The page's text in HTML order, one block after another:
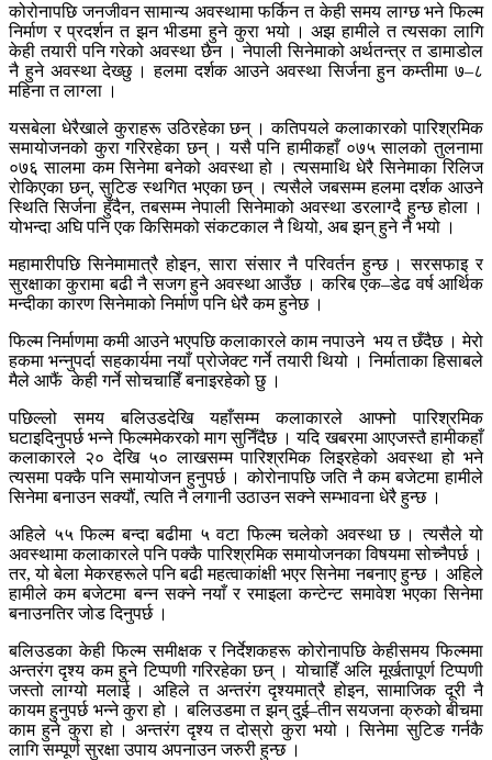
कोरोनापछि जनजीवन सामान्य अवस्थामा फर्किन त केही समय लाग्छ भने फिल्म
निर्माण र प्रदर्शन त झन भीडमा हुने कुरा भयो । अझ हामीले त त्यसका लागि
केही तयारी पनि गरेको अवस्था छैन । नेपाली सिनेमाको अर्थतन्त्र त डामाडोल
नै हुने अवस्था देख्छु । हलमा दर्शक आउने अवस्था सिर्जना हुन कम्तीमा ७–८
महिना त लाग्ला ।
यसबेला धेरैखाले कुराहरू उठिरहेका छन् । कतिपयले कलाकारको पारिश्रमिक
समायोजनको कुरा गरिरहेका छन् । यसै पनि हामीकहाँ ०७५ सालको तुलनामा
०७६ सालमा कम सिनेमा बनेको अवस्था हो । त्यसमाथि धेरै सिनेमाका रिलिज
रोकिएका छन्, सुटिङ स्थगित भएका छन् । त्यसैले जबसम्म हलमा दर्शक आउने
स्थिति सिर्जना हुँदैन, तबसम्म नेपाली सिनेमाको अवस्था डरलाग्दै हुन्छ होला ।
योभन्दा अघि पनि एक किसिमको संकटकाल नै थियो, अब झन् हुने नै भयो ।
महामारीपछि सिनेमामात्रै होइन, सारा संसार नै परिवर्तन हुन्छ । सरसफाइ र
सुरक्षाका कुरामा बढी नै सजग हुने अवस्था आउँछ । करिब एक–डेढ वर्ष आर्थिक
मन्दीका कारण सिनेमाको निर्माण पनि धेरै कम हुनेछ ।
फिल्म निर्माणमा कमी आउने भएपछि कलाकारले काम नपाउने भय त छँदैछ । मेरो
हकमा भन्नुपर्दा सहकार्यमा नयाँ प्रोजेक्ट गर्ने तयारी थियो । निर्माताका हिसाबले
मैले आफैं केही गर्ने सोचचाहिँ बनाइरहेको छु ।
पछिल्लो समय बलिउडदेखि यहाँसम्म कलाकारले आफ्नो पारिश्रमिक
घटाइदिनुपर्छ भन्ने फिल्ममेकरको माग सुनिँदैछ । यदि खबरमा आएजस्तै हामीकहाँ
कलाकारले २० देखि ५० लाखसम्म पारिश्रमिक लिइरहेको अवस्था हो भने
त्यसमा पक्कै पनि समायोजन हुनुपर्छ । कोरोनापछि जति नै कम बजेटमा हामीले
सिनेमा बनाउन सक्यौं, त्यति नै लगानी उठाउन सक्ने सम्भावना धेरै हुन्छ ।
अहिले ५५ फिल्म बन्दा बढीमा ५ वटा फिल्म चलेको अवस्था छ । त्यसैले यो
अवस्थामा कलाकारले पनि पक्कै पारिश्रमिक समायोजनका विषयमा सोच्नैपर्छ ।
तर, यो बेला मेकरहरूले पनि बढी महत्वाकांक्षी भएर सिनेमा नबनाए हुन्छ । अहिले
हामीले कम बजेटमा बन्न सक्ने नयाँ र रमाइला कन्टेन्ट समावेश भएका सिनेमा
बनाउनतिर जोड दिनुपर्छ ।
बलिउडका केही फिल्म समीक्षक र निर्देशकहरू कोरोनापछि केहीसमय फिल्ममा
अन्तरंग दृश्य कम हुने टिप्पणी गरिरहेका छन् । योचाहिँ अलि मूर्खतापूर्ण टिप्पणी
जस्तो लाग्यो मलाई । अहिले त अन्तरंग दृश्यमात्रै होइन, सामाजिक दूरी नै
कायम हुनुपर्छ भन्ने कुरा हो । बलिउडमा त झन् दुई–तीन सयजना क्रुको बीचमा
काम हुने कुरा हो । अन्तरंग दृश्य त दोस्रो कुरा भयो । सिनेमा सुटिङ गर्नकै
लागि सम्पूर्ण सुरक्षा उपाय अपनाउन जरुरी हुन्छ ।